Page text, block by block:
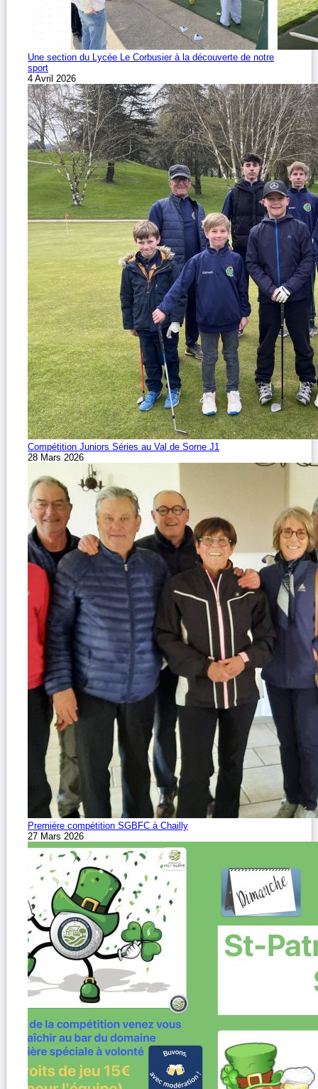
Une section du Lycée Le Corbusier à la découverte de notre
sport
4 Avril 2026
Compétition Juniors Séries au Val de Sorne J1
28 Mars 2026
Première compétition SGBFC à Chailly
27 Mars 2026